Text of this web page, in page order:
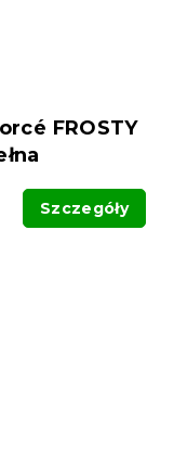
FROSTY
Szczegóły